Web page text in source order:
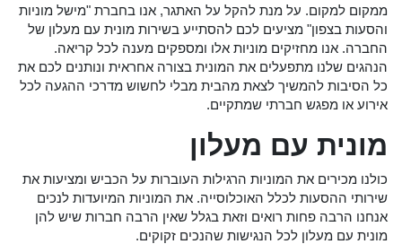
ממקום למקום. על מנת להקל על האתגר, אנו בחברת "מישל מוניות
והסעות בצפון" מציעים לכם להסתייע בשירות מונית עם מעלון של
החברה. אנו מחזיקים מוניות אלו ומספקים מענה לכל קריאה.
הנהגים שלנו מתפעלים את המונית בצורה אחראית ונותנים לכם את
כל הסיבות להמשיך לצאת מהבית מבלי לחשוש מדרכי ההגעה לכל
אירוע או מפגש חברתי שמתקיים.
מונית עם מעלון
כולנו מכירים את המוניות הרגילות העוברות על הכביש ומציעות את
שירותי ההסעות לכלל האוכלוסייה. את המוניות המיועדות לנכים
אנחנו הרבה פחות רואים וזאת בגלל שאין הרבה חברות שיש להן
מונית עם מעלון לכל הנגישות שהנכים זקוקים.